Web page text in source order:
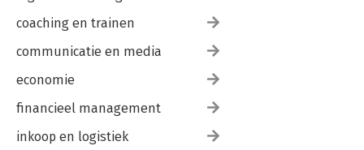
coaching en trainen
communicatie en media
economie
financieel management
inkoop en logistiek